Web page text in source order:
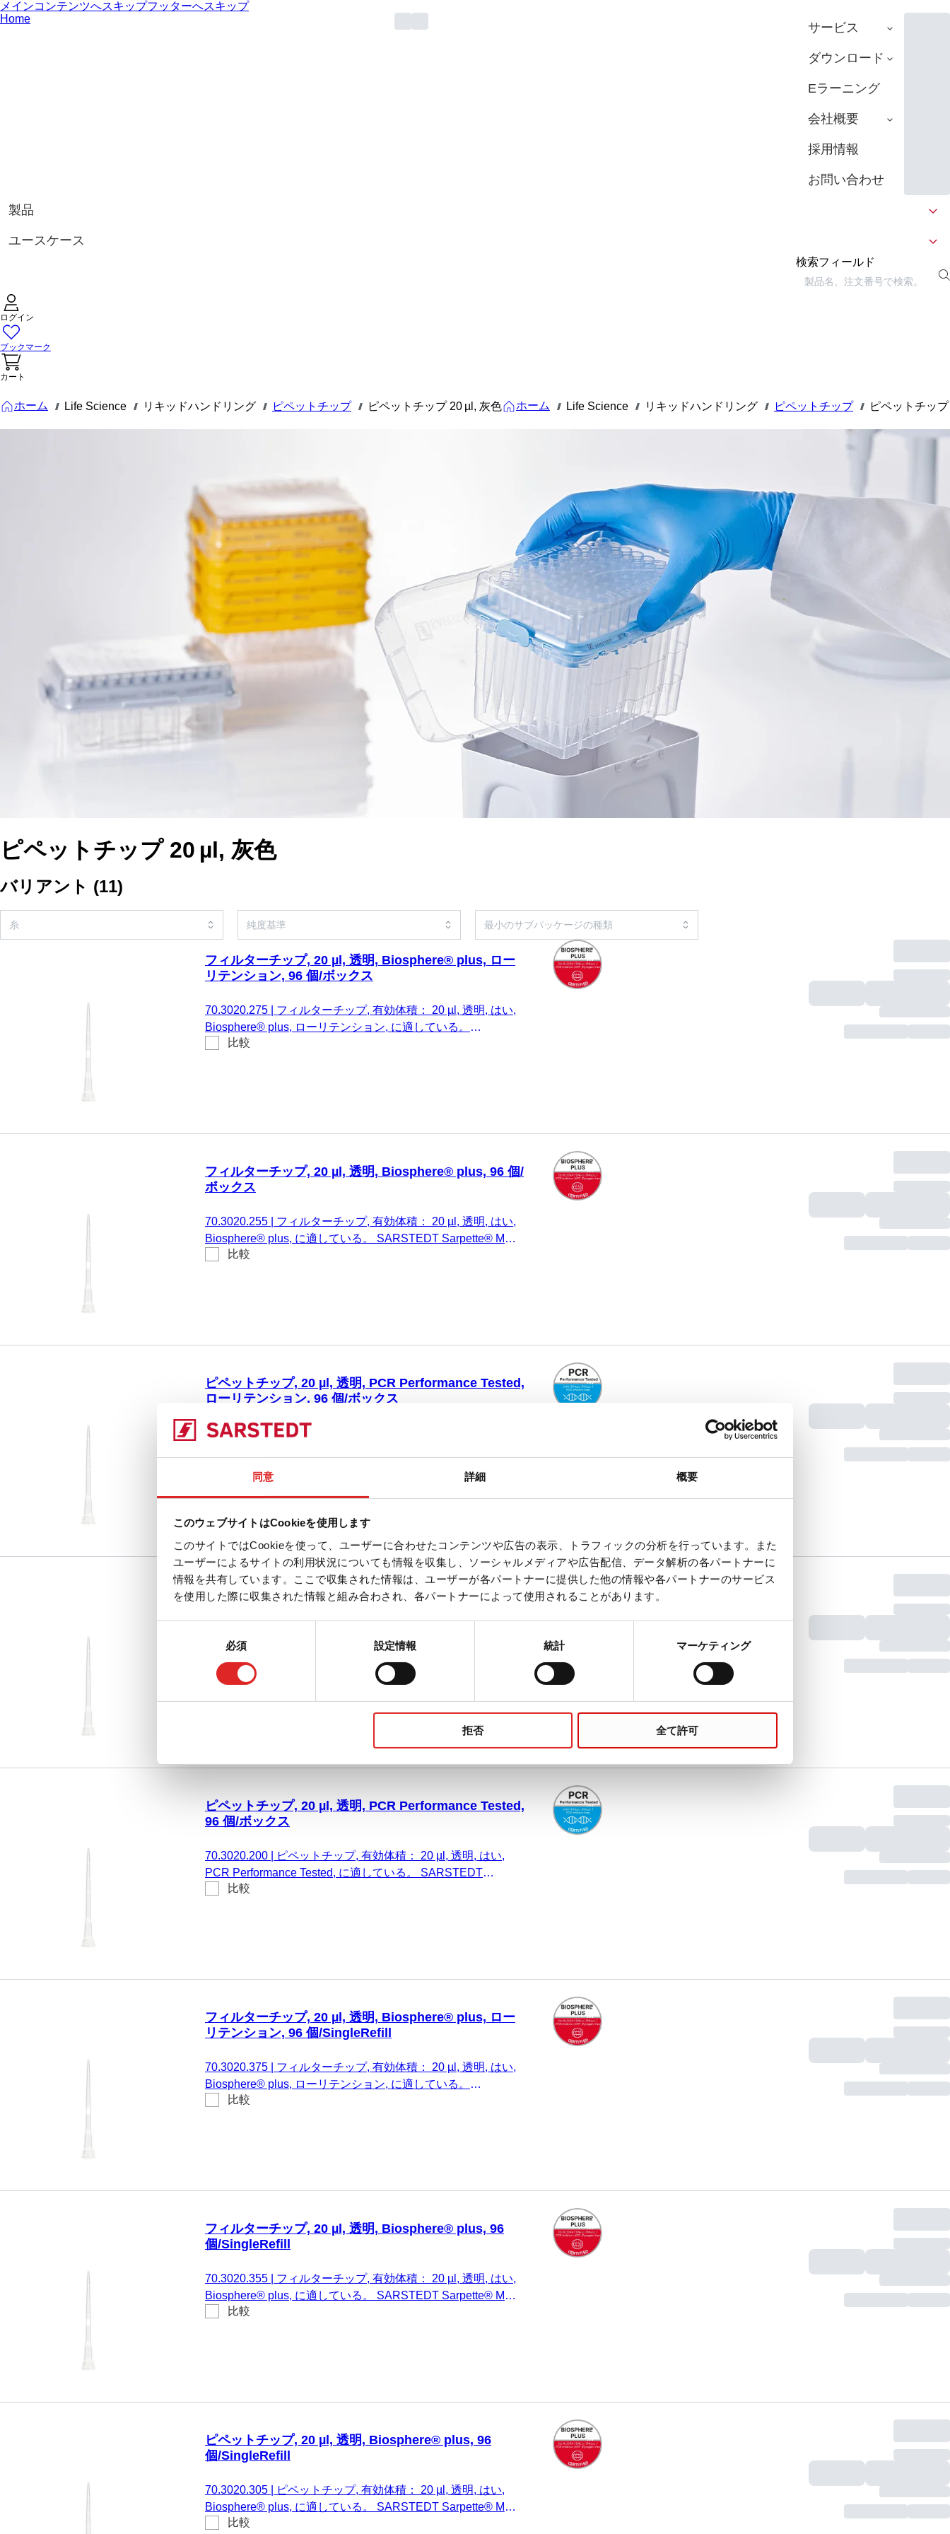
同意 詳細 概要
このウェブサイトはCookieを使用します
このサイトではCookieを使って、ユーザーに合わせたコンテンツや広告の表示、トラフィックの分析を行っています。また
ユーザーによるサイトの利用状況についても情報を収集し、ソーシャルメディアや広告配信、データ解析の各パートナーに
情報を共有しています。ここで収集された情報は、ユーザーが各パートナーに提供した他の情報や各パートナーのサービス
を使用した際に収集された情報と組み合わされ、各パートナーによって使用されることがあります。
必須 設定情報 統計 マーケティング
拒否 全て許可
メインコンテンツへスキップフッターへスキップ
Home
サービス
ダウンロード
Eラーニング
会社概要
採用情報
お問い合わせ
製品
ユースケース
検索フィールド
ログイン
ブックマーク
カート
ホーム /// Life Science /// リキッドハンドリング /// ピペットチップ /// ピペットチップ 20 µl, 灰色 ホーム /// Life Science /// リキッドハンドリング /// ピペットチップ /// ピペットチッ
ピペットチップ 20 µl, 灰色
バリアント (11)
フィルターチップ, 20 µl, 透明, Biosphere® plus, ロー
リテンション, 96 個/ボックス
70.3020.275
フィルターチップ, 有効体積： 20 µl, 透明, はい,
Biosphere® plus, ローリテンション, に適している。
SARSTEDT Sarpette® M、Eppendorf、Gilson、Finnpipette、
比較
フィルターチップ, 20 µl, 透明, Biosphere® plus, 96 個/
ボックス
70.3020.255
フィルターチップ, 有効体積： 20 µl, 透明, はい,
Biosphere® plus, に適している。 SARSTEDT Sarpette® M、
Eppendorf、Gilson、Finnpipette、Brand、および同一仕様のも
比較
ピペットチップ, 20 µl, 透明, PCR Performance Tested,
ローリテンション, 96 個/ボックス
70.3020.210
ピペットチップ, 有効体積： 20 µl, 透明, はい,
Brand、および同一仕様のもの, 96 個/ボックス
ピペットチップ, 20 µl, 透明, Biosphere® plus, 96 個/ボ
70.3020.205
ピペットチップ, 有効体積： 20 µl, 透明, はい,
Biosphere® plus, に適している。 SARSTEDT Sarpette® M、
Eppendorf、Gilson、Finnpipette、Brand、および同一仕様のも
比較
ピペットチップ, 20 µl, 透明, PCR Performance Tested,
96 個/ボックス
70.3020.200
ピペットチップ, 有効体積： 20 µl, 透明, はい,
PCR Performance Tested, に適している。 SARSTEDT
Sarpette® M、Eppendorf、Gilson、Finnpipette、Brand、およ
比較
フィルターチップ, 20 µl, 透明, Biosphere® plus, ロー
リテンション, 96 個/SingleRefill
70.3020.375
フィルターチップ, 有効体積： 20 µl, 透明, はい,
Biosphere® plus, ローリテンション, に適している。
SARSTEDT Sarpette® M、Eppendorf、Gilson、Finnpipette、
比較
フィルターチップ, 20 µl, 透明, Biosphere® plus, 96
個/SingleRefill
70.3020.355
フィルターチップ, 有効体積： 20 µl, 透明, はい,
Biosphere® plus, に適している。 SARSTEDT Sarpette® M、
Eppendorf、Gilson、Finnpipette、Brand、および同一仕様のも
比較
ピペットチップ, 20 µl, 透明, Biosphere® plus, 96
個/SingleRefill
70.3020.305
ピペットチップ, 有効体積： 20 µl, 透明, はい,
Biosphere® plus, に適している。 SARSTEDT Sarpette® M、
Eppendorf、Gilson、Finnpipette、Brand、および同一仕様のも
比較